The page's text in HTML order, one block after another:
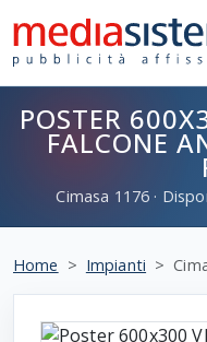
POSTER
FALCONE
Cimasa 1176 ·
Home Impianti